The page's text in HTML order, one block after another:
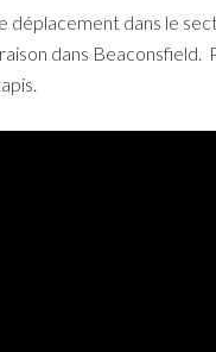
déplacement dans le
dans Beaconsfield.